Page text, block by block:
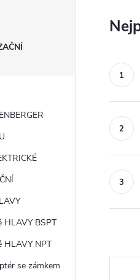
HLAVY BSPT
HLAVY NPT
se zámkem